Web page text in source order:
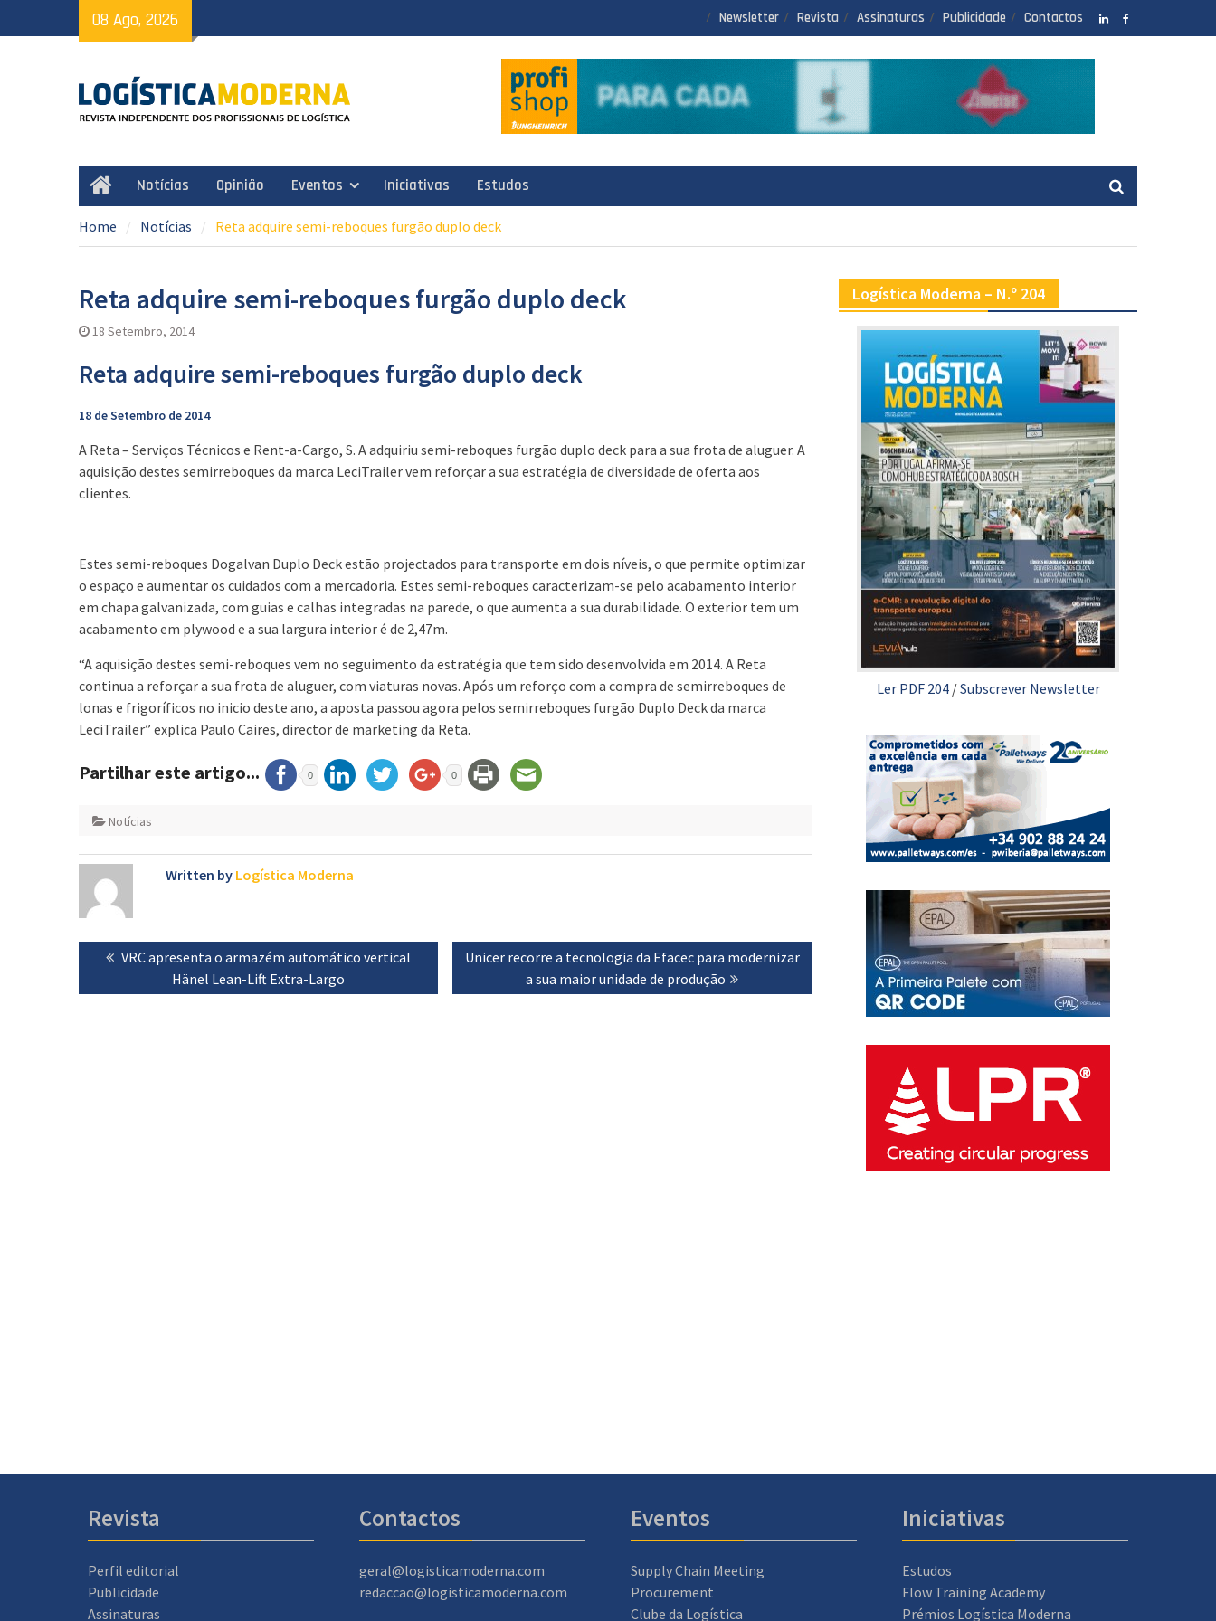
to
08 Ago, 2026 Newsletter Revista Assinaturas Publicidade Contactos
HomeNotícias Opinião Eventos Iniciativas Estudos
Home Notícias Reta adquire semi-reboques furgão duplo deck
Reta adquire semi-reboques furgão duplo deck
18 Setembro, 2014
Reta adquire semi-reboques furgão duplo deck
18 de Setembro de 2014
A Reta – Serviços Técnicos e Rent-a-Cargo, S. A adquiriu semi-reboques furgão duplo deck para a sua frota de aluguer. A
aquisição destes semirreboques da marca LeciTrailer vem reforçar a sua estratégia de diversidade de oferta aos
clientes.
Estes semi-reboques Dogalvan Duplo Deck estão projectados para transporte em dois níveis, o que permite optimizar
o espaço e aumentar os cuidados com a mercadoria. Estes semi-reboques caracterizam-se pelo acabamento interior
em chapa galvanizada, com guias e calhas integradas na parede, o que aumenta a sua durabilidade. O exterior tem um
acabamento em plywood e a sua largura interior é de 2,47m.
“A aquisição destes semi-reboques vem no seguimento da estratégia que tem sido desenvolvida em 2014. A Reta
continua a reforçar a sua frota de aluguer, com viaturas novas. Após um reforço com a compra de semirreboques de
lonas e frigoríficos no inicio deste ano, a aposta passou agora pelos semirreboques furgão Duplo Deck da marca
LeciTrailer” explica Paulo Caires, director de marketing da Reta.
Partilhar este artigo... 0 0
Notícias
Written by Logística Moderna
Navegação
artigos
Previous
VRC apresenta o armazém automático vertical
Hänel Lean-Lift Extra-Largo
Next
Unicer recorre a tecnologia da Efacec para modernizar
a sua maior unidade de produção
Logística Moderna – N.º 204
Ler PDF 204/Subscrever Newsletter
Revista
Perfil editorial
Publicidade
Assinaturas
Contactos
geral@logisticamoderna.com
redaccao@logisticamoderna.com
Eventos
Supply Chain Meeting
Procurement
Clube da Logística
Iniciativas
Estudos
Flow Training Academy
Prémios Logística Moderna